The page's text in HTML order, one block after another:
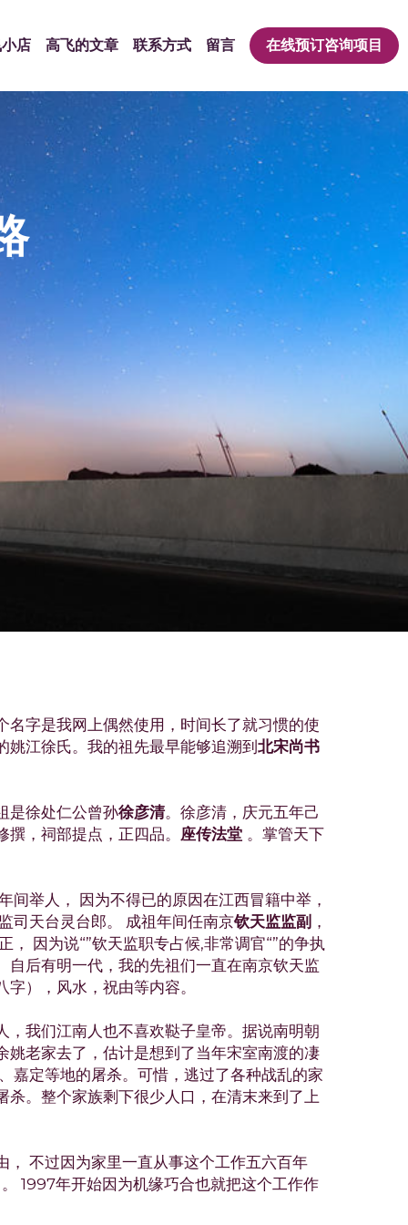
店 高飞的文章 联系方式 留言 在线预订咨询项目
名字是我网上偶然使用，时间长了就习惯的使
姚江徐氏。我的祖先最早能够追溯到北宋尚书
是徐处仁公曾孙徐彦清。徐彦清，庆元五年己
，祠部提点，正四品。 座传法堂 。掌管天下
间举人， 因为不得已的原因在江西冒籍中举，
司天台灵台郎。 成祖年间任南京钦天监监副 ，
， 因为说“”钦天监职专占候,非常调官“”的争执
自后有明一代，我的先祖们一直在南京钦天监
），风水，祝由等内容。
，我们江南人也不喜欢鞑子皇帝。据说南明朝
姚老家去了，估计是想到了当年宋室南渡的凄
嘉定等地的屠杀。可惜，逃过了各种战乱的家
杀。整个家族剩下很少人口，在清末来到了上
， 不过因为家里一直从事这个工作五六百年
1997年开始因为机缘巧合也就把这个工作作